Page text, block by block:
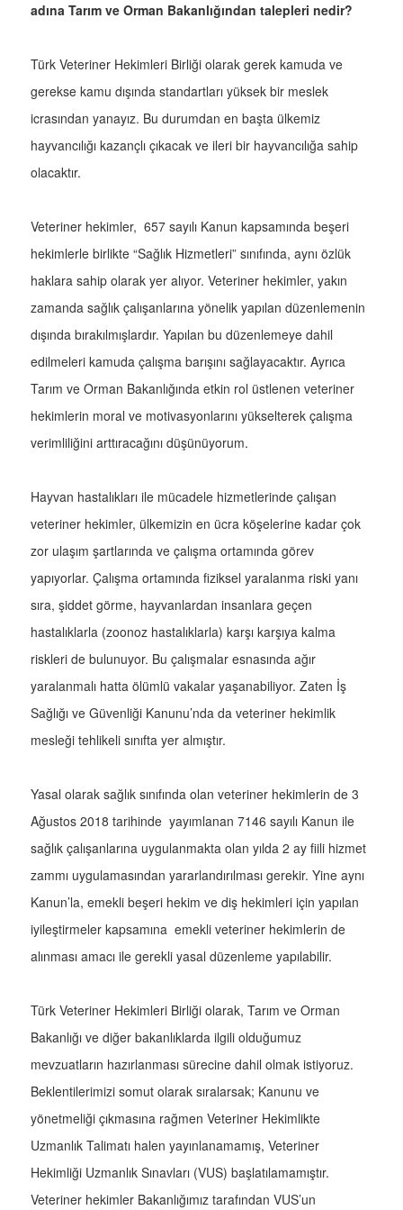
adına Tarım ve Orman Bakanlığından talepleri nedir?
Türk Veteriner Hekimleri Birliği olarak gerek kamuda ve
gerekse kamu dışında standartları yüksek bir meslek
icrasından yanayız. Bu durumdan en başta ülkemiz
hayvancılığı kazançlı çıkacak ve ileri bir hayvancılığa sahip
olacaktır.
Veteriner hekimler, 657 sayılı Kanun kapsamında beşeri
hekimlerle birlikte “Sağlık Hizmetleri” sınıfında, aynı özlük
haklara sahip olarak yer alıyor. Veteriner hekimler, yakın
zamanda sağlık çalışanlarına yönelik yapılan düzenlemenin
dışında bırakılmışlardır. Yapılan bu düzenlemeye dahil
edilmeleri kamuda çalışma barışını sağlayacaktır. Ayrıca
Tarım ve Orman Bakanlığında etkin rol üstlenen veteriner
hekimlerin moral ve motivasyonlarını yükselterek çalışma
verimliliğini arttıracağını düşünüyorum.
Hayvan hastalıkları ile mücadele hizmetlerinde çalışan
veteriner hekimler, ülkemizin en ücra köşelerine kadar çok
zor ulaşım şartlarında ve çalışma ortamında görev
yapıyorlar. Çalışma ortamında fiziksel yaralanma riski yanı
sıra, şiddet görme, hayvanlardan insanlara geçen
hastalıklarla (zoonoz hastalıklarla) karşı karşıya kalma
riskleri de bulunuyor. Bu çalışmalar esnasında ağır
yaralanmalı hatta ölümlü vakalar yaşanabiliyor. Zaten İş
Sağlığı ve Güvenliği Kanunu’nda da veteriner hekimlik
mesleği tehlikeli sınıfta yer almıştır.
Yasal olarak sağlık sınıfında olan veteriner hekimlerin de 3
Ağustos 2018 tarihinde yayımlanan 7146 sayılı Kanun ile
sağlık çalışanlarına uygulanmakta olan yılda 2 ay fiili hizmet
zammı uygulamasından yararlandırılması gerekir. Yine aynı
Kanun’la, emekli beşeri hekim ve diş hekimleri için yapılan
iyileştirmeler kapsamına emekli veteriner hekimlerin de
alınması amacı ile gerekli yasal düzenleme yapılabilir.
Türk Veteriner Hekimleri Birliği olarak, Tarım ve Orman
Bakanlığı ve diğer bakanlıklarda ilgili olduğumuz
mevzuatların hazırlanması sürecine dahil olmak istiyoruz.
Beklentilerimizi somut olarak sıralarsak; Kanunu ve
yönetmeliği çıkmasına rağmen Veteriner Hekimlikte
Uzmanlık Talimatı halen yayınlanamamış, Veteriner
Hekimliği Uzmanlık Sınavları (VUS) başlatılamamıştır.
Veteriner hekimler Bakanlığımız tarafından VUS’un